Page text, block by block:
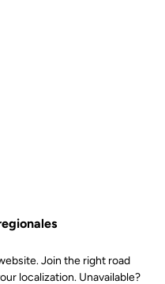
Join the right road
localization. Unavailable?